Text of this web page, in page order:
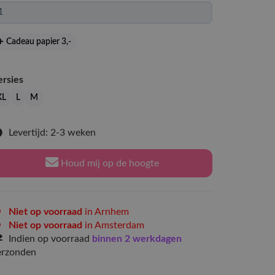
Cadeau papier 3,-
L M
Levertijd: 2-3 weken
Houd mij op de hoogte
Niet op voorraad in Arnhem
Niet op voorraad in Amsterdam
Indien op voorraad binnen 2 werkdagen